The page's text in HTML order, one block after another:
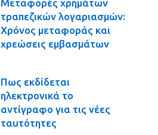
Μεταφορές χρημάτων
τραπεζικών λογαριασμών:
Χρόνος μεταφοράς και
χρεώσεις εμβασμάτων
Πως εκδίδεται
ηλεκτρονικά το
αντίγραφο για τις νέες
ταυτότητες